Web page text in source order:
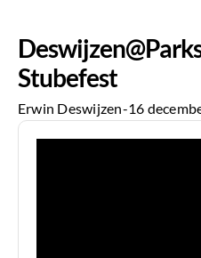
Stubefest
Erwin Deswijzen-16